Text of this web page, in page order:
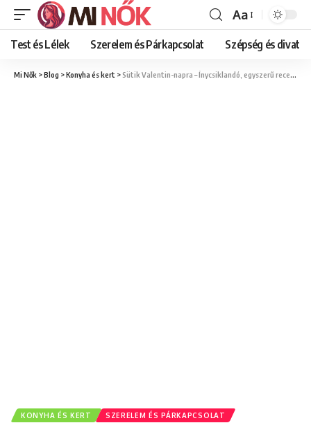
Font
Resizer
Aa
Test és Lélek Szerelem és Párkapcsolat Szépség és divat
Mi Nők >Blog >Konyha és kert >Sütik Valentin-napra – Ínycsiklandó, egyszerű receptek
KONYHA ÉS KERT SZERELEM ÉS PÁRKAPCSOLAT